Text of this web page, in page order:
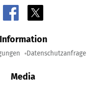
Information
Datenschutzanfrage
Media